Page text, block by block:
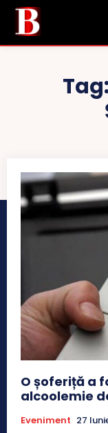
Tag:
O șoferiță a
alcoolemie
Eveniment 27